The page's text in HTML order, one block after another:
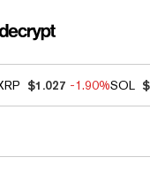
$1.027 -1.90%SOL